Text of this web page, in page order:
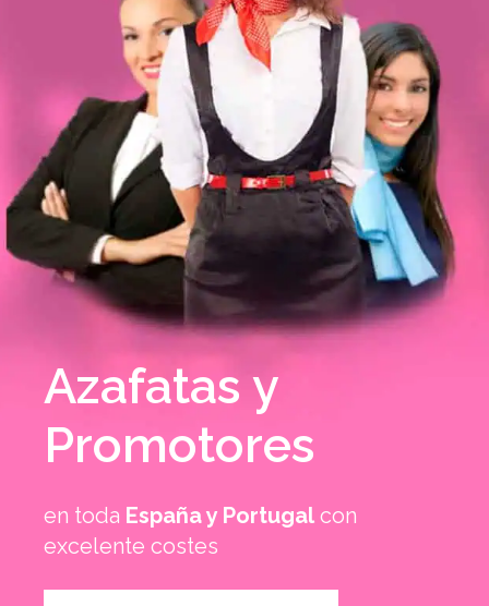
Azafatas y
Promotores
en toda España y Portugal con
excelente costes